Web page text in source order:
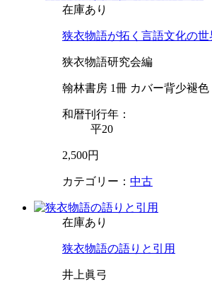
在庫あり
狭衣物語が拓く言語文化の世
狭衣物語研究会編
翰林書房 1冊 カバー背少褪色
和暦刊行年：
平20
2,500円
カテゴリー： 中古
在庫あり
狭衣物語の語りと引用
井上眞弓